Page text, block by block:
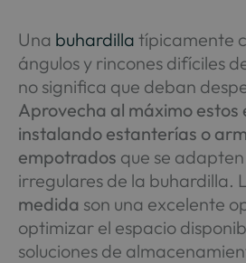
Una buhardilla típicamente
ángulos y rincones difíciles
no significa que deban
Aprovecha al máximo estos
instalando estanterías o
empotrados que se
irregulares de la buhardilla.
medida son una excelente
optimizar el espacio
soluciones de